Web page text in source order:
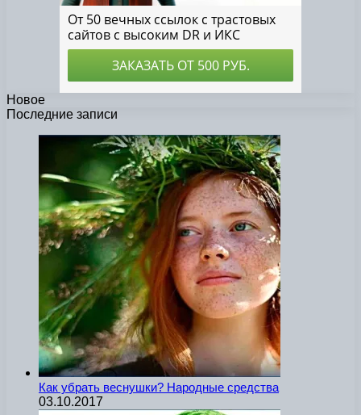
Новое
Последние записи
Как убрать веснушки? Народные средства
03.10.2017